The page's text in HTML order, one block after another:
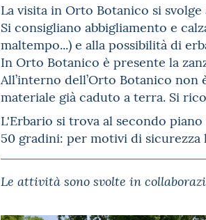
La visita in Orto Botanico si
Si consigliano abbigliamento e
maltempo...) e alla possibilità di
In Orto Botanico è presente la
All’interno dell’Orto Botanico
materiale già caduto a terra. Si
L'Erbario si trova al secondo
50 gradini: per motivi di
Le attività sono svolte in